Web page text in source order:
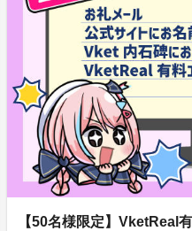
【50名様限定】VketReal